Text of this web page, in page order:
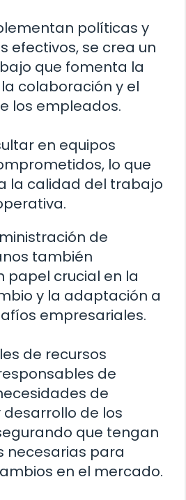
políticas y
efectivos, se crea un
que fomenta la
colaboración y el
los empleados.
en equipos
lo que
la calidad del trabajo
de
también
papel crucial en la
y la adaptación a
empresariales.
de recursos
de
de
de los
que tengan
necesarias para
en el mercado.